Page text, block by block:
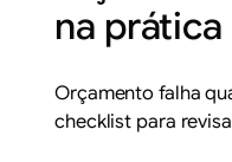
na prática
Orçamento falha
checklist para